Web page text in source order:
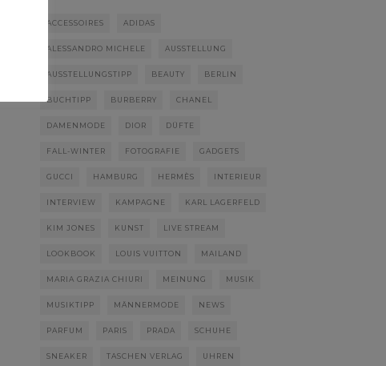
ACCESSOIRES ADIDAS
ALESSANDRO MICHELE AUSSTELLUNG
AUSSTELLUNGSTIPP BEAUTY BERLIN
BUCHTIPP BURBERRY CHANEL
DAMENMODE DIOR DÜFTE
FALL-WINTER FOTOGRAFIE GADGETS
GUCCI HAMBURG HERMÈS INTERIEUR
INTERVIEW KAMPAGNE KARL LAGERFELD
KIM JONES KUNST LIVE STREAM
LOOKBOOK LOUIS VUITTON MAILAND
MARIA GRAZIA CHIURI MEINUNG MUSIK
MUSIKTIPP MÄNNERMODE NEWS
PARFUM PARIS PRADA SCHUHE
SNEAKER TASCHEN VERLAG UHREN